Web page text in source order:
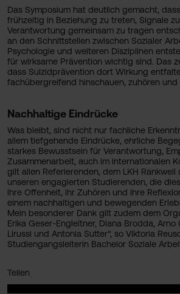
Das Symposium hat deutlich gemacht,
frühzeitig in Beziehung zu treten, Signale
Verantwortung gemeinsam zu tragen
an den Schnittstellen zwischen Sozialer
Psychologie und weiteren Disziplinen
für wirksame Prävention wichtig sind. Das
dass Suizidprävention dort Wirkung
fachübergreifend hinschauen, zuhören und
Nachhaltige Eindrücke
Was bleibt, sind nicht nur fachliche
allem tiefgehende Eindrücke, ehrliche
starkes Bewusstsein für Verantwortung,
Zusammenarbeit, auch im internationalen
gilt allen Referierenden, dem LKH
unseren engagierten Studierenden, die
ihre Offenheit, ihr Zuhören und ihre
einem nachhaltigen und bewegenden
Mein besonderer Dank gilt zudem dem
Erika Geser-Engleitner, Diana Brodda, Arno
Lirussi und Antonia Sutter“, so Viktoria
Studiengangsleiterin Bachelor Soziale
Teilen